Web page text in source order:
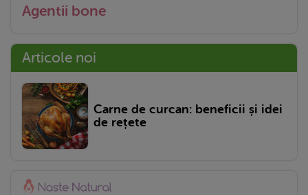
Agentii bone
Articole noi
Carne de curcan: beneficii și idei
de rețete